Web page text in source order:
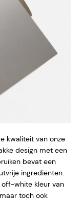
kwaliteit van onze
design met een
bevat een
ingrediënten.
off-white kleur van
toch ook